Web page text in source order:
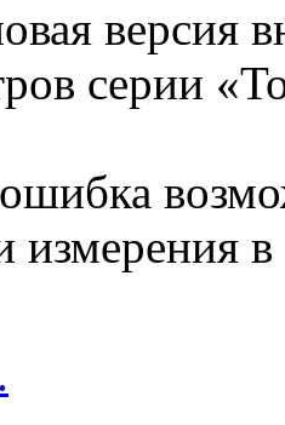
версия
серии
измерения